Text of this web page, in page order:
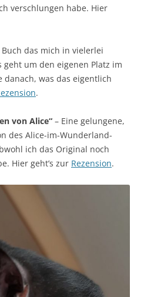
verschlungen habe. Hier
Buch das mich in vielerlei
um den eigenen Platz im
danach, was das eigentlich
.
von Alice“ – Eine gelungene,
des Alice-im-Wunderland-
ich das Original noch
Hier geht’s zur Rezension.